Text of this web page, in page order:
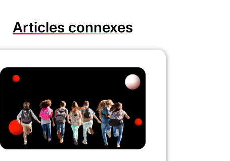
Articles connexes